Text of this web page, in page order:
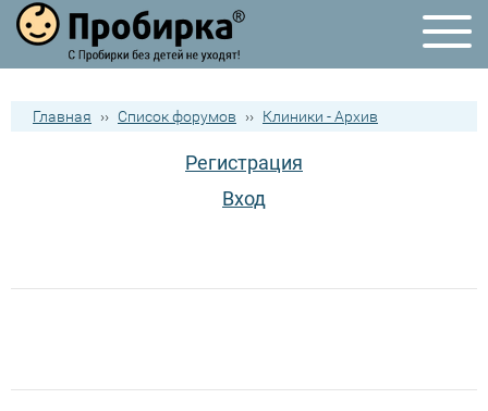
Главная ›› Список форумов ›› Клиники - Архив
Регистрация
Вход